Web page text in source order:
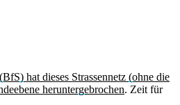
hat dieses Strassennetz (ohne die
heruntergebrochen. Zeit für